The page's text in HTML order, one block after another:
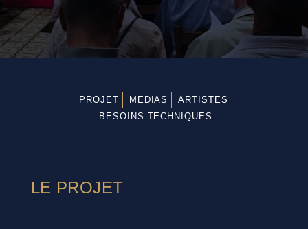
PROJET MEDIAS
ARTISTES
BESOINS TECHNIQUES
LE PROJET